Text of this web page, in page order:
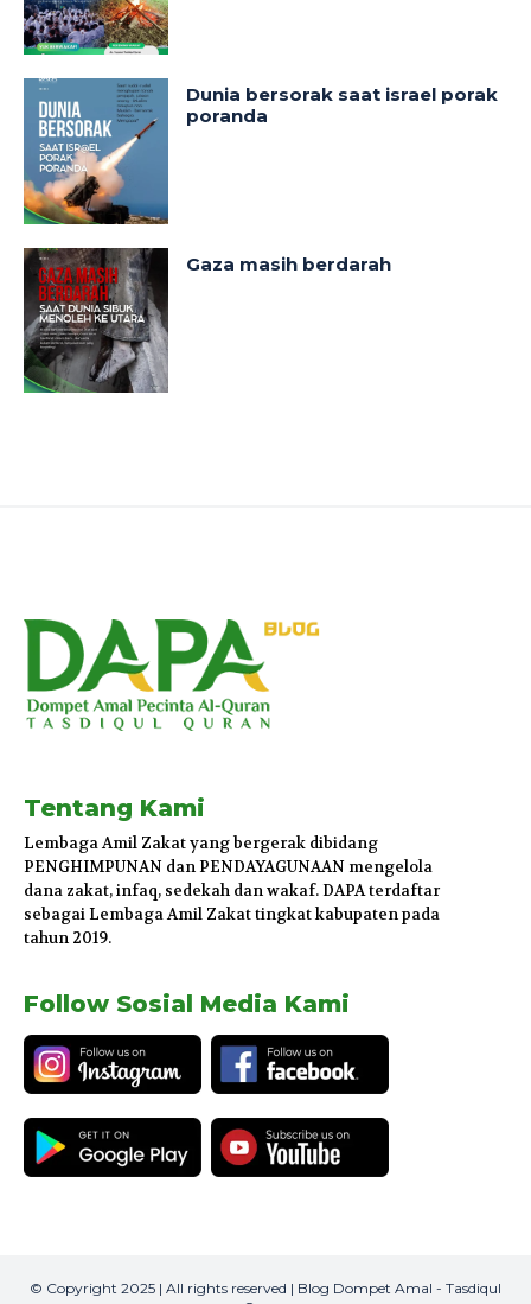
Dunia bersorak saat israel porak
poranda
Gaza masih berdarah
Tentang Kami
Lembaga Amil Zakat yang bergerak dibidang
PENGHIMPUNAN dan PENDAYAGUNAAN mengelola
dana zakat, infaq, sedekah dan wakaf. DAPA terdaftar
sebagai Lembaga Amil Zakat tingkat kabupaten pada
tahun 2019.
Follow Sosial Media Kami
© Copyright 2025 | All rights reserved | Blog Dompet Amal - Tasdiqul